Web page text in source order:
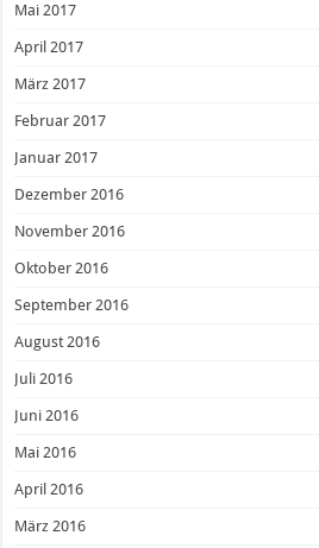
Mai 2017
April 2017
März 2017
Februar 2017
Januar 2017
Dezember 2016
November 2016
Oktober 2016
September 2016
August 2016
Juli 2016
Juni 2016
Mai 2016
April 2016
März 2016